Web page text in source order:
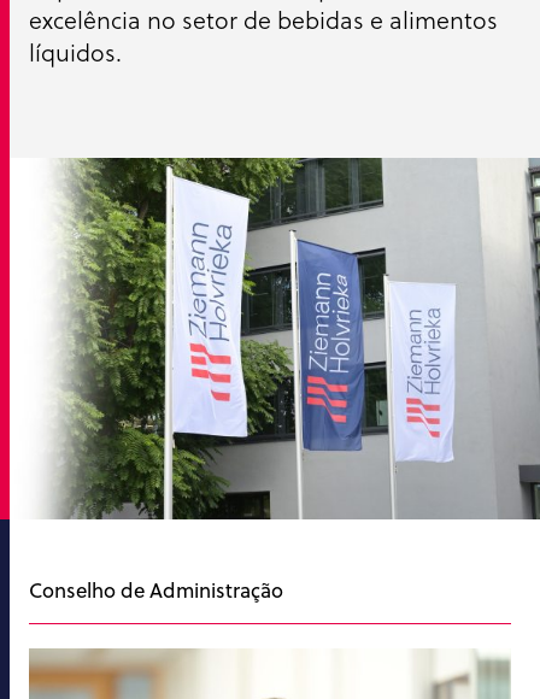
excelência no setor de bebidas e alimentos
líquidos.
Conselho de Administração